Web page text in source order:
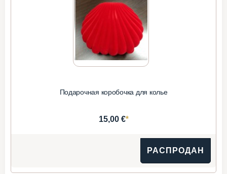
Подарочная коробочка для колье
15,00 €*
РАСПРОДАН